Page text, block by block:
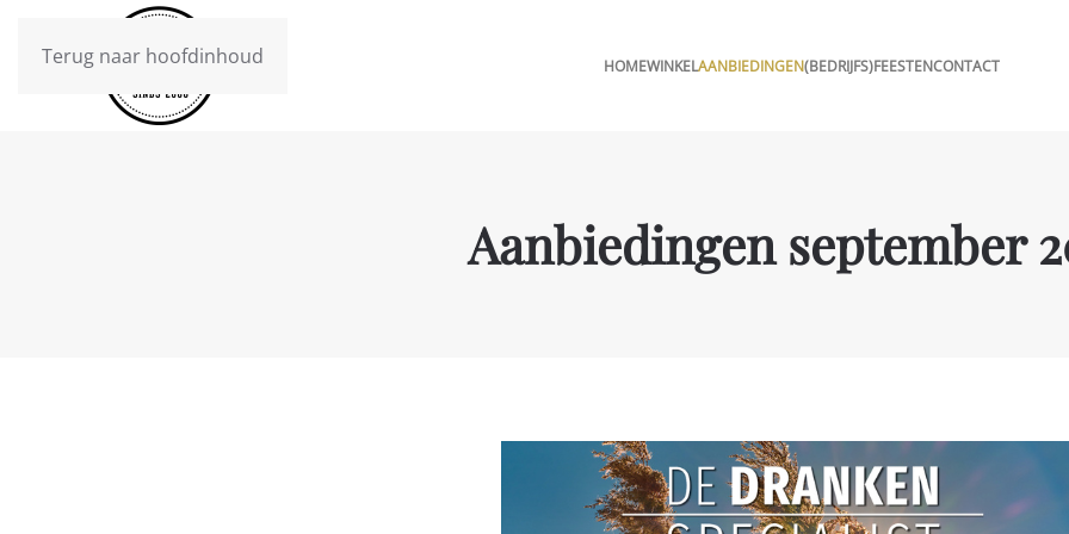
Terug naar hoofdinhoud HOMEWINKELAANBIEDINGEN(BEDRIJFS)FEESTENCONTACT
Aanbiedingen september